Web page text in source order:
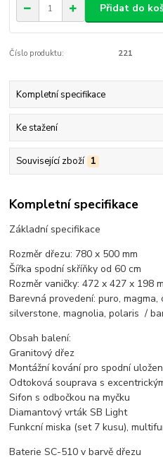
Přidat do
Číslo produktu: 221
Kompletní specifikace
Ke stažení
Související zboží 1
Kompletní specifikace
Základní specifikace
Rozměr dřezu: 780 x 500 mm
Šířka spodní skříňky od 60 cm
Rozměr vaničky: 472 x 427 x 198
Barevná provedení: puro, magma,
silverstone, magnolia, polaris /
Obsah balení:
Granitový dřez
Montážní kování pro spodní
Odtoková souprava s
Sifon s odbočkou na myčku
Diamantový vrták SB Light
Funkcní miska (set 7 kusu),
Baterie SC-510 v barvě dřezu